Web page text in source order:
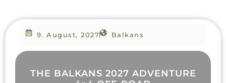
9. August, 2027 Balkans
THE BALKANS 2027 ADVENTURE